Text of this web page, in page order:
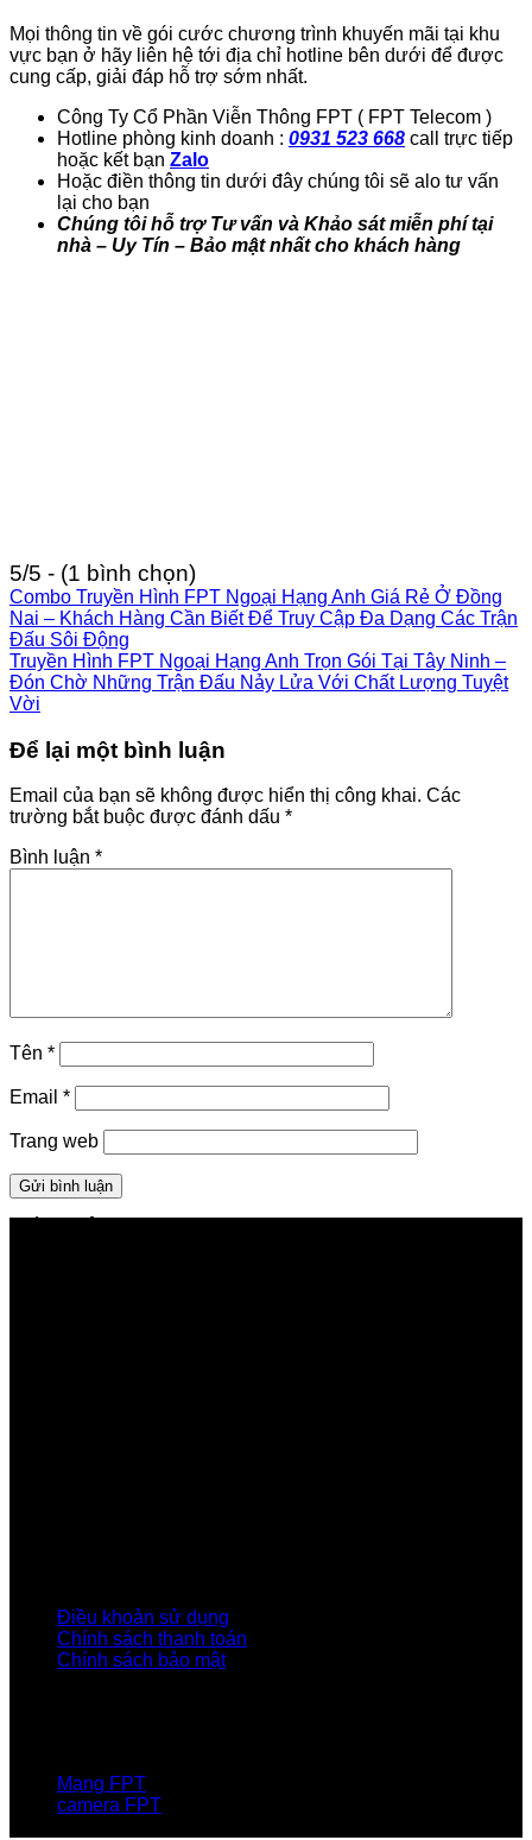
Mọi thông tin về gói cước chương trình khuyến mãi tại khu
vực bạn ở hãy liên hệ tới địa chỉ hotline bên dưới để được
cung cấp, giải đáp hỗ trợ sớm nhất.
Công Ty Cổ Phần Viễn Thông FPT ( FPT Telecom )
Hotline phòng kinh doanh : 0931 523 668 call trực tiếp
hoặc kết bạn Zalo
Hoặc điền thông tin dưới đây chúng tôi sẽ alo tư vấn
lại cho bạn
Chúng tôi hỗ trợ Tư vấn và Khảo sát miễn phí tại
nhà – Uy Tín – Bảo mật nhất cho khách hàng
5/5 - (1 bình chọn)
Combo Truyền Hình FPT Ngoại Hạng Anh Giá Rẻ Ở Đồng
Nai – Khách Hàng Cần Biết Để Truy Cập Đa Dạng Các Trận
Đấu Sôi Động
Truyền Hình FPT Ngoại Hạng Anh Trọn Gói Tại Tây Ninh –
Đón Chờ Những Trận Đấu Nảy Lửa Với Chất Lượng Tuyệt
Vời
Để lại một bình luận
Email của bạn sẽ không được hiển thị công khai. Các
trường bắt buộc được đánh dấu *
Bình luận *
Tên *
Email *
Trang web
Điều khoản sử dụng
Chính sách thanh toán
Chính sách bảo mật
Mạng FPT
camera FPT